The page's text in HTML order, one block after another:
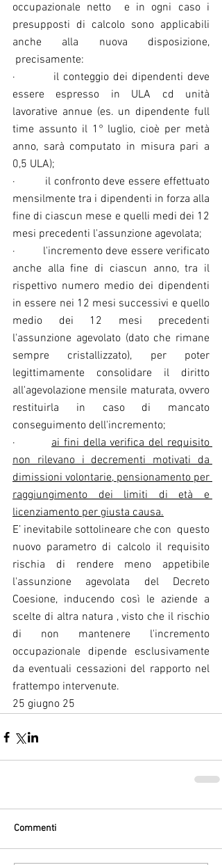
occupazionale netto  e in ogni caso i
presupposti di calcolo sono applicabili
anche alla nuova disposizione,
precisamente:
·         il conteggio dei dipendenti deve
essere espresso in ULA cd unità
lavorative annue (es. un dipendente full
time assunto il 1° luglio, cioè per metà
anno, sarà computato in misura pari a
0,5 ULA);
·         il confronto deve essere effettuato
mensilmente tra i dipendenti in forza alla
fine di ciascun mese e quelli medi dei 12
mesi precedenti l'assunzione agevolata;
·         l'incremento deve essere verificato
anche alla fine di ciascun anno, tra il
rispettivo numero medio dei dipendenti
in essere nei 12 mesi successivi e quello
medio dei 12 mesi precedenti
l'assunzione agevolato (dato che rimane
sempre cristallizzato), per poter
legittimamente consolidare il diritto
all'agevolazione mensile maturata, ovvero
restituirla in caso di mancato
conseguimento dell'incremento;
· ai fini della verifica del requisito
non rilevano i decrementi motivati da
dimissioni volontarie, pensionamento per
raggiungimento dei limiti di età e
licenziamento per giusta causa.
E’ inevitabile sottolineare che con  questo
nuovo parametro di calcolo il requisito
rischia di rendere meno appetibile
l'assunzione agevolata del Decreto
Coesione, inducendo così le aziende a
scelte di altra natura , visto che il rischio
di non mantenere l'incremento
occupazionale dipende esclusivamente
da eventuali cessazioni del rapporto nel
frattempo intervenute.
25 giugno 25
Commenti